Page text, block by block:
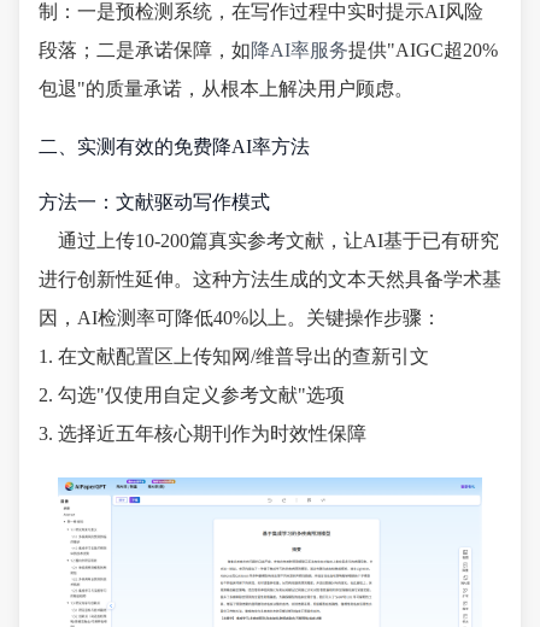
制：一是预检测系统，在写作过程中实时提示AI风险
段落；二是承诺保障，如降AI率服务提供"AIGC超20%
包退"的质量承诺，从根本上解决用户顾虑。
二、实测有效的免费降AI率方法
方法一：文献驱动写作模式
通过上传10-200篇真实参考文献，让AI基于已有研究
进行创新性延伸。这种方法生成的文本天然具备学术基
因，AI检测率可降低40%以上。关键操作步骤：
1. 在文献配置区上传知网/维普导出的查新引文
2. 勾选"仅使用自定义参考文献"选项
3. 选择近五年核心期刊作为时效性保障